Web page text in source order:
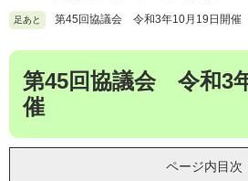
。
て
足あと 第45回協議会 令和3年10月19日開催
本
第45回協議会 令和3
催
ページ内目次